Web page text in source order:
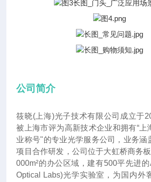
公司简介
筱晓(上海)光子技术有限公司成立于
被上海市评为高新技术企业和拥有“上
业称号"的专业光学服务公司，业务涵
项目合作研发，公司位于大虹桥商务
000m²的办公区域，建有500平先进
Optical Labs)光学实验室，为国内外